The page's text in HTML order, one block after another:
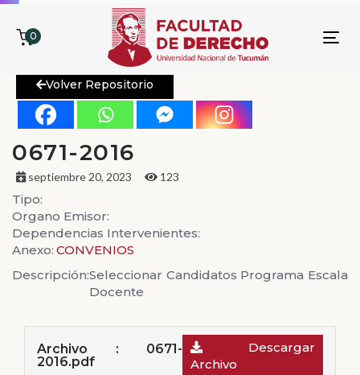
0
Volver Repositorio
0671-2016
septiembre 20, 2023 123
Tipo:
Organo Emisor:
Dependencias Intervenientes:
Anexo: CONVENIOS
Descripción:Seleccionar Candidatos Programa Escala
Docente
Archivo : 0671-
2016.pdf
Descargar
Archivo